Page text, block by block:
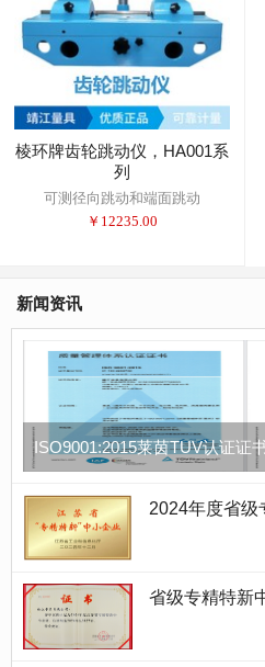
棱环牌齿轮跳动仪，HA001系
列
可测径向跳动和端面跳动
￥ 12235.00
新闻资讯
ISO9001:2015莱茵TUV认证证
2024年度省级
省级专精特新